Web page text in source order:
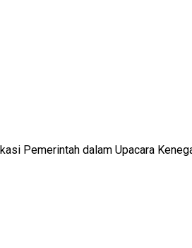
Pemerintah dalam Upacara